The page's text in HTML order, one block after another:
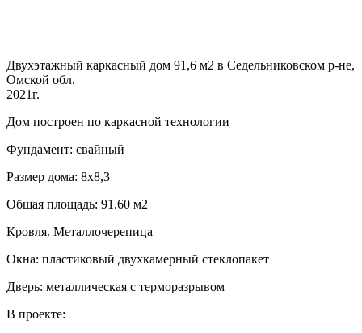
Двухэтажный каркасный дом 91,6 м2 в Седельниковском р-не,
Омской обл.
2021г.
Дом построен по каркасной технологии
Фундамент: свайный
Размер дома: 8х8,3
Общая площадь: 91.60 м2
Кровля. Металлочерепица
Окна: пластиковый двухкамерный стеклопакет
Дверь: металлическая с терморазрывом
В проекте: